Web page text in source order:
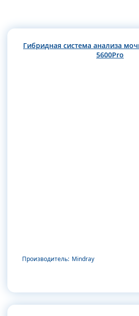
Гибридная система анализа
5600Pro
Производитель: Mindray